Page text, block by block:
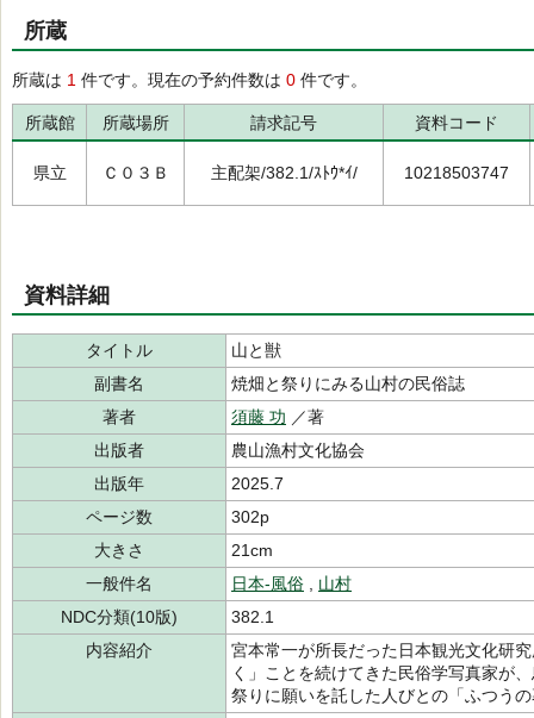
所蔵
所蔵は 1 件です。現在の予約件数は 0 件です。
所蔵館 所蔵場所 請求記号 資料コード
県立 Ｃ０３Ｂ 主配架/382.1/ｽﾄｳ*ｲ/ 10218503747
資料詳細
タイトル
山と獣
副書名
焼畑と祭りにみる山村の民俗誌
著者
須藤 功 ／著
出版者
農山漁村文化協会
出版年
2025.7
ページ数
302p
大きさ
21cm
一般件名
日本-風俗
山村
NDC分類(10版)
382.1
内容紹介
宮本常一が所長だった日本観光文化研
く」ことを続けてきた民俗学写真家が
祭りに願いを託した人びとの「ふつう